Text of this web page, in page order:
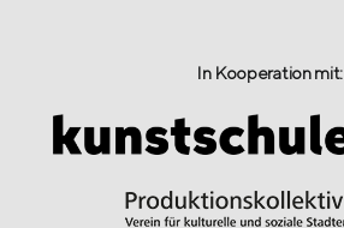
In Kooperation mit: